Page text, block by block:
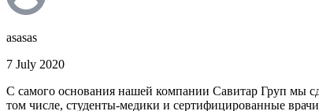
asasas
7 July 2020
С самого основания нашей компании Савитар Груп мы
том числе, студенты-медики и сертифицированные